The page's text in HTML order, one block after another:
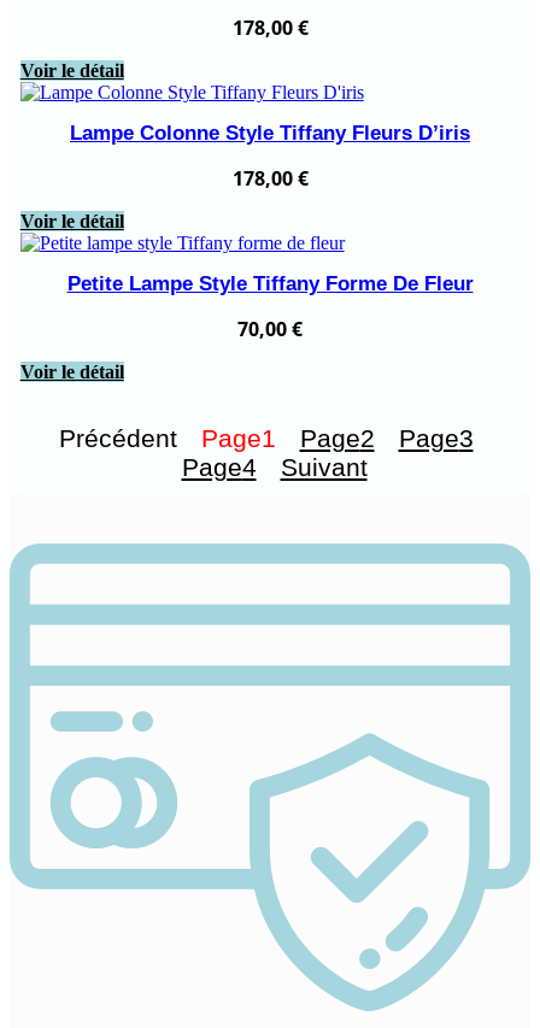
178,00€
Voir le détail
Lampe Colonne Style Tiffany Fleurs D’iris
178,00€
Voir le détail
Petite Lampe Style Tiffany Forme De Fleur
70,00€
Voir le détail
Précédent Page1 Page2 Page3
Page4 Suivant